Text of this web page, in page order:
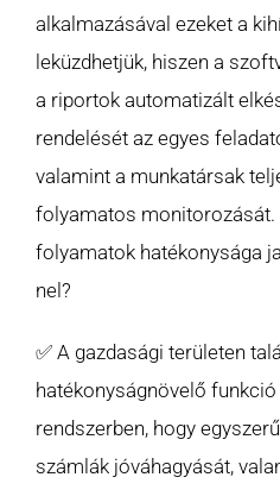
alkalmazásával ezeket a
leküzdhetjük, hiszen a
a riportok automatizált
rendelését az egyes
valamint a munkatársak
folyamatos monitorozását.
folyamatok hatékonysága
nel?
✅ A gazdasági területen
hatékonyságnövelő
rendszerben, hogy
számlák jóváhagyását,